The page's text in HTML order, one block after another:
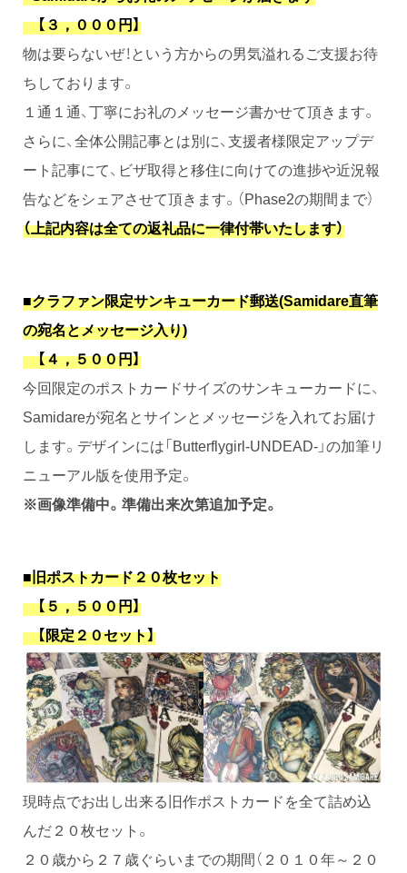
【３，０００円】
物は要らないぜ！という方からの男気溢れるご支援お待
ちしております。
１通１通、丁寧にお礼のメッセージ書かせて頂きます。
さらに、全体公開記事とは別に、支援者様限定アップデ
ート記事にて、ビザ取得と移住に向けての進捗や近況報
告などをシェアさせて頂きます。（Phase2の期間まで）
（上記内容は全ての返礼品に一律付帯いたします）
■クラファン限定サンキューカード郵送(Samidare直筆
の宛名とメッセージ入り)
【４，５００円】
今回限定のポストカードサイズのサンキューカードに、
Samidareが宛名とサインとメッセージを入れてお届け
します。デザインには「Butterflygirl-UNDEAD-」の加筆リ
ニューアル版を使用予定。
※画像準備中。準備出来次第追加予定。
■旧ポストカード２０枚セット
【５，５００円】
【限定２０セット】
現時点でお出し出来る旧作ポストカードを全て詰め込
んだ２０枚セット。
２０歳から２７歳ぐらいまでの期間（２０１０年～２０